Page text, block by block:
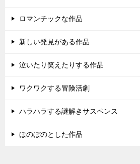
ロマンチックな作品
新しい発見がある作品
泣いたり笑えたりする作品
ワクワクする冒険活劇
ハラハラする謎解きサスペンス
ほのぼのとした作品